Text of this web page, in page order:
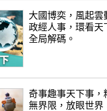
大國博奕，風起雲
政經人事，環看天
全局解碼。
奇事趣事天下事，
無界限，放眼世界